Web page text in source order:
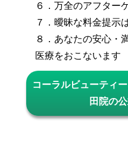
６．万全のアフター
７．曖昧な料金提示
８．あなたの安心・
医療をおこないます
コーラルビューテ
田院の